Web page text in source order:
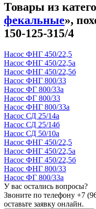
Товары из
фекальные»,
150-125-315/4
Насос ФНГ 450/22,5
Насос ФНГ 450/22,5а
Насос ФНГ 450/22,5б
Насос ФНГ 800/33
Насос ФГ 800/33а
Насос ФГ 800/33
Насос ФНГ 800/33а
Насос СД 25/14а
Насос СД 25/14б
Насос СД 50/10а
Насос ФНГ 450/22,5
Насос ФНГ 450/22,5а
Насос ФНГ 450/22,5б
Насос ФНГ 800/33
Насос ФГ 800/33а
У вас остались вопросы?
Звоните по телефону +7
оставьте заявку онлайн.